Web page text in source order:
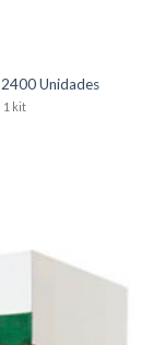
Unidades
1 kit